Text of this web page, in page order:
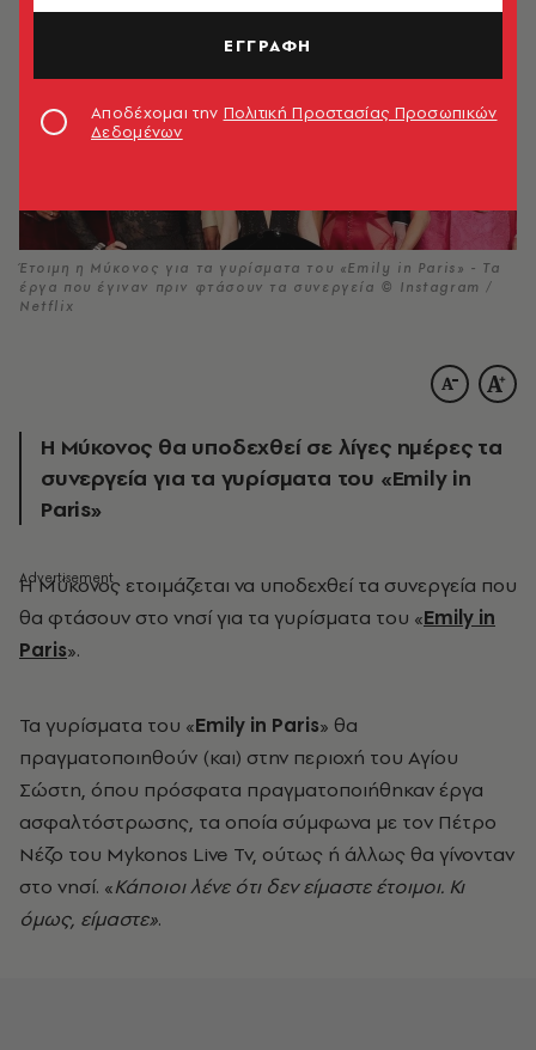
Έτοιμη η Μύκονος για τα γυρίσματα του «Emily in Paris» - Τα
έργα που έγιναν πριν φτάσουν τα συνεργεία © Instagram /
Netflix
Η Μύκονος θα υποδεχθεί σε λίγες ημέρες τα
συνεργεία για τα γυρίσματα του «Emily in
Paris»
Η Μύκονος ετοιμάζεται να υποδεχθεί τα συνεργεία που
θα φτάσουν στο νησί για τα γυρίσματα του «Emily in
Paris».
Τα γυρίσματα του «Emily in Paris» θα
πραγματοποιηθούν (και) στην περιοχή του Αγίου
Σώστη, όπου πρόσφατα πραγματοποιήθηκαν έργα
ασφαλτόστρωσης, τα οποία σύμφωνα με τον Πέτρο
Νέζο του Mykonos Live Tv, ούτως ή άλλως θα γίνονταν
στο νησί. «Κάποιοι λένε ότι δεν είμαστε έτοιμοι. Κι
όμως, είμαστε».
ΕΓΓΡΑΦΗ
Αποδέχομαι την Πολιτική Προστασίας Προσωπικών
Δεδομένων